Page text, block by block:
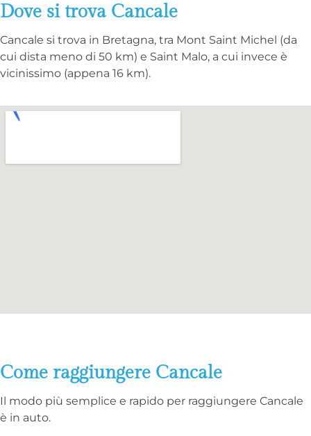
Dove si trova Cancale
Cancale si trova in Bretagna, tra Mont Saint Michel (da
cui dista meno di 50 km) e Saint Malo, a cui invece è
vicinissimo (appena 16 km).
Come raggiungere Cancale
Il modo più semplice e rapido per raggiungere Cancale
è in auto.